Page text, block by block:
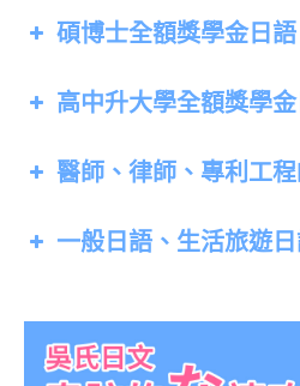
碩博士全額獎學金日語
高中升大學全額獎學
醫師、律師、專利工
一般日語、生活旅遊